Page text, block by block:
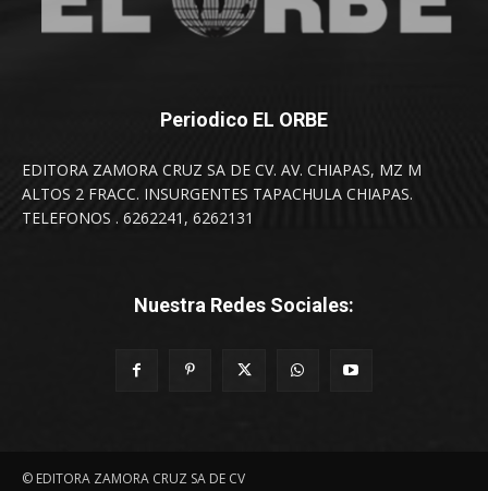
Periodico EL ORBE
EDITORA ZAMORA CRUZ SA DE CV. AV. CHIAPAS, MZ M
ALTOS 2 FRACC. INSURGENTES TAPACHULA CHIAPAS.
TELEFONOS . 6262241, 6262131
Nuestra Redes Sociales:
© EDITORA ZAMORA CRUZ SA DE CV